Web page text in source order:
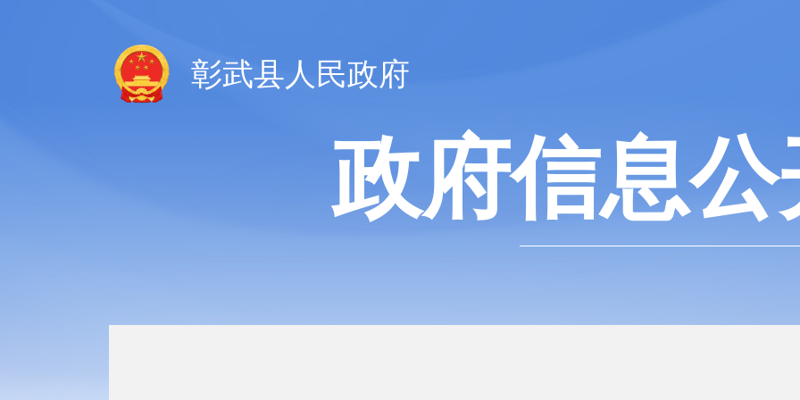
彰武县人民政府
政府信息公